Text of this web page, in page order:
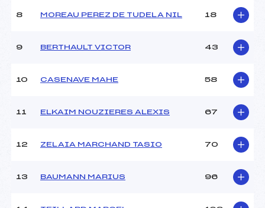
Ouvreurs C :
11h30
MEZAZ (PE)
Ouvreurs B :
Ouvreurs D :
8 MOREAU PEREZ DE TUDELA NIL 18
9 BERTHAULT VICTOR 43
10 CASENAVE MAHE 58
11 ELKAIM NOUZIERES ALEXIS 67
12 ZELAIA MARCHAND TASIO 70
13 BAUMANN MARIUS 96